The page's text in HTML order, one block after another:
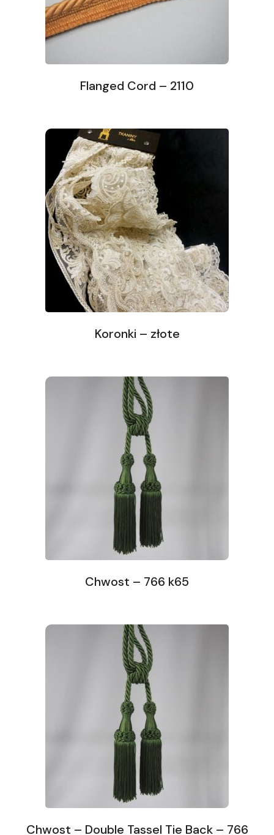
Flanged Cord – 2110
Koronki – złote
Chwost – 766 k65
Chwost – Double Tassel Tie Back – 766